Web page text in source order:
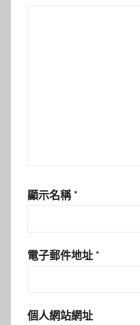
顯示名稱 *
電子郵件地址 *
個人網站網址